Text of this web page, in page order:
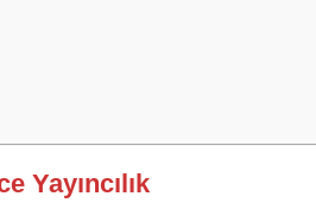
Yayıncılık